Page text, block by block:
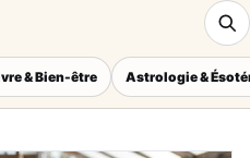
& Bien-être Astrologie &